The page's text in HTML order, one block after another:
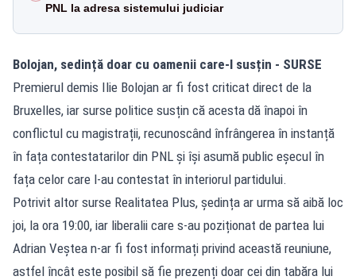
PNL la adresa sistemului judiciar
Bolojan, sedință doar cu oamenii care-l susțin - SURSE
Premierul demis Ilie Bolojan ar fi fost criticat direct de la
Bruxelles, iar surse politice susțin că acesta dă înapoi în
conflictul cu magistrații, recunoscând înfrângerea în instanță
în fața contestatarilor din PNL și își asumă public eșecul în
fața celor care l-au contestat în interiorul partidului.
Potrivit altor surse Realitatea Plus, ședința ar urma să aibă loc
joi, la ora 19:00, iar liberalii care s-au poziționat de partea lui
Adrian Veștea n-ar fi fost informați privind această reuniune,
astfel încât este posibil să fie prezenți doar cei din tabăra lui